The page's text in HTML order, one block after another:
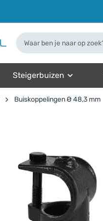
Steigerbuizen
Buiskoppelingen Ø 48,3 mm